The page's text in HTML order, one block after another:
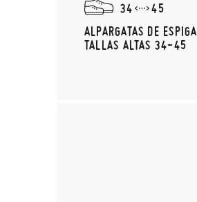
34
45
ALPARGATAS DE ESPIGA
TALLAS ALTAS 34-45